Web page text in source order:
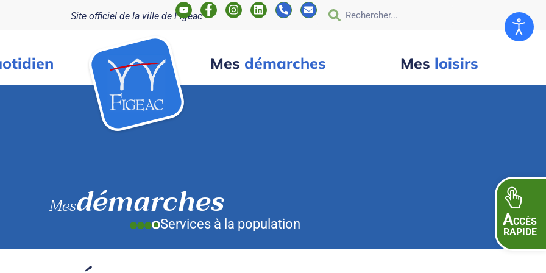
ACCÈS
RAPIDE
Site officiel de la ville de Figeac
Mes démarches Mes loisirs
MesdémarchesServices à la population